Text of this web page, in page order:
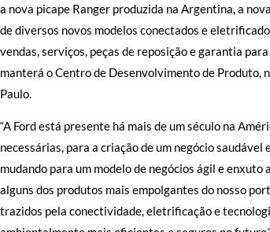
a nova picape Ranger produzida na Argentina, a
de diversos novos modelos conectados e
vendas, serviços, peças de reposição e garantia
manterá o Centro de Desenvolvimento de Produto,
Paulo.
“A Ford está presente há mais de um século na
necessárias, para a criação de um negócio saudável
mudando para um modelo de negócios ágil e
alguns dos produtos mais empolgantes do nosso
trazidos pela conectividade, eletrificação e